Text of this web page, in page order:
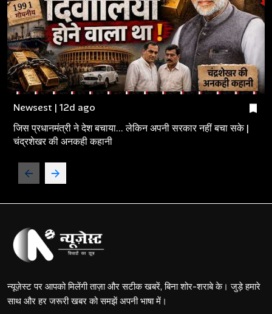
Newsest | 12d ago
जिस प्रधानमंत्री ने देश बचाया... लेकिन अपनी सरकार नहीं बचा सके |
चंद्रशेखर की अनकही कहानी
न्यूज़ेस्ट पर आपको मिलेंगी ताज़ा और सटीक खबरें, बिना शोर-शराबे के। जुड़े हमारे
साथ और हर जरूरी खबर को समझें अपनी भाषा में।